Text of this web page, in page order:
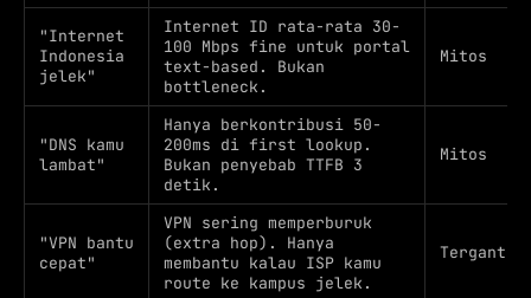
"Internet
Indonesia
jelek"
Internet ID rata-rata 30-
100 Mbps fine untuk portal
text-based. Bukan
bottleneck.
Mitos
"DNS kamu
lambat"
Hanya berkontribusi 50-
200ms di first lookup.
Bukan penyebab TTFB 3
detik.
Mitos
"VPN bantu
cepat"
VPN sering memperburuk
(extra hop). Hanya
membantu kalau ISP kamu
route ke kampus jelek.